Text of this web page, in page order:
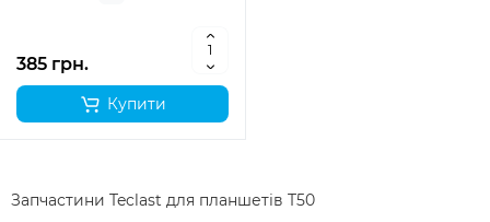
385 грн.
Купити
Запчастини Teclast для планшетів T50